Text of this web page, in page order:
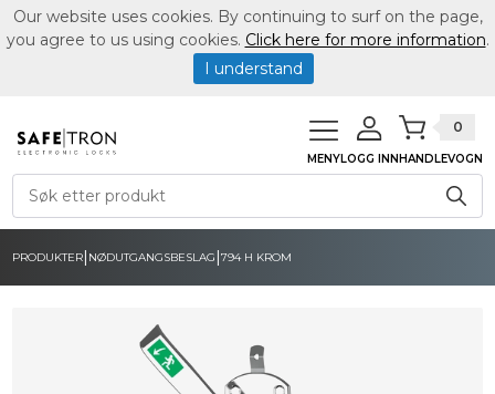
MENYLOGG INN
0
HANDLEVOGN
PRODUKTER| NØDUTGANGSBESLAG |794 H KROM
Our website uses cookies. By continuing to surf on the page,
you agree to us using cookies. Click here for more information.
I understand